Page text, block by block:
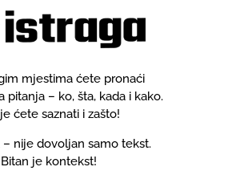
mjestima ćete pronaći
pitanja – ko, šta, kada i kako.
ćete saznati i zašto!
– nije dovoljan samo tekst.
Bitan je kontekst!